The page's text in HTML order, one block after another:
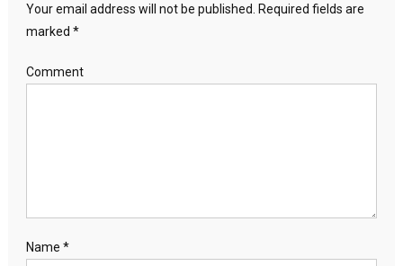
Your email address will not be published.
Required fields are
marked *
Comment
Name *